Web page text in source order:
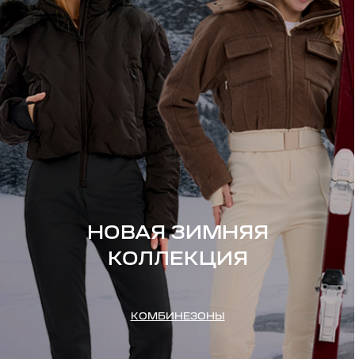
НОВАЯ ЗИМНЯЯ
КОЛЛЕКЦИЯ
КОМБИНЕЗОНЫ